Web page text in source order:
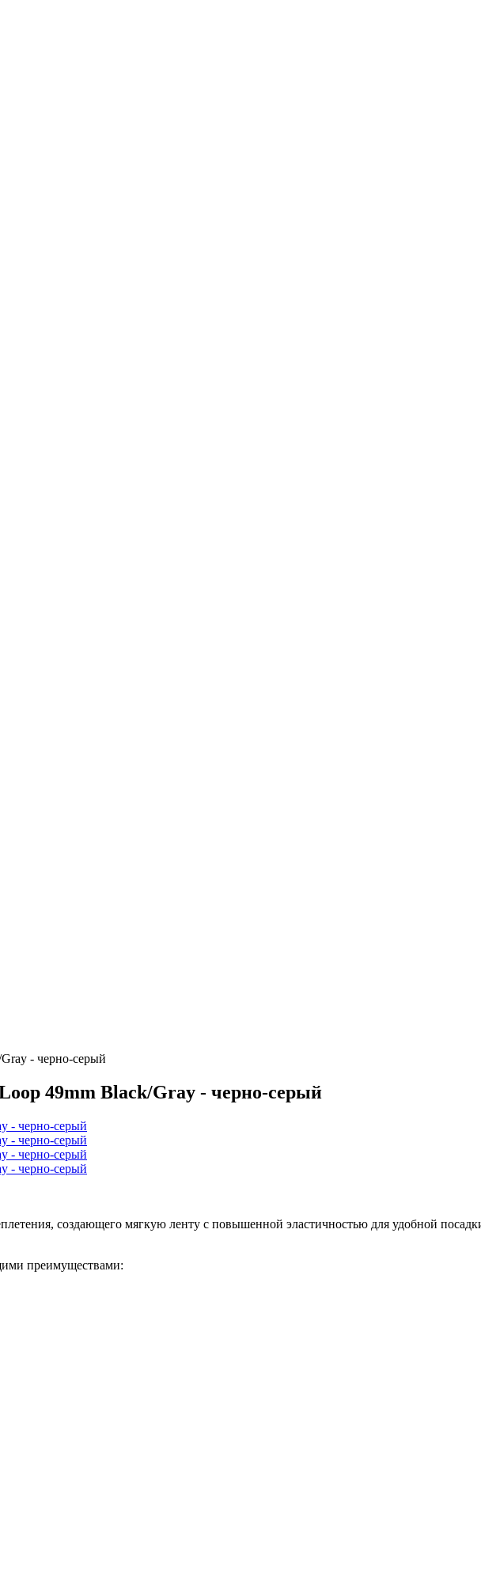
- черно-серый
49mm Black/Gray - черно-серый
создающего мягкую ленту с повышенной эластичностью для удобной
преимуществами: